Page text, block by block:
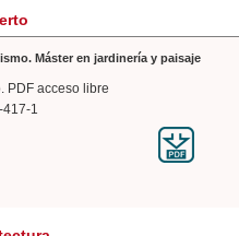
Máster en jardinería y paisaje
PDF acceso libre
417-1